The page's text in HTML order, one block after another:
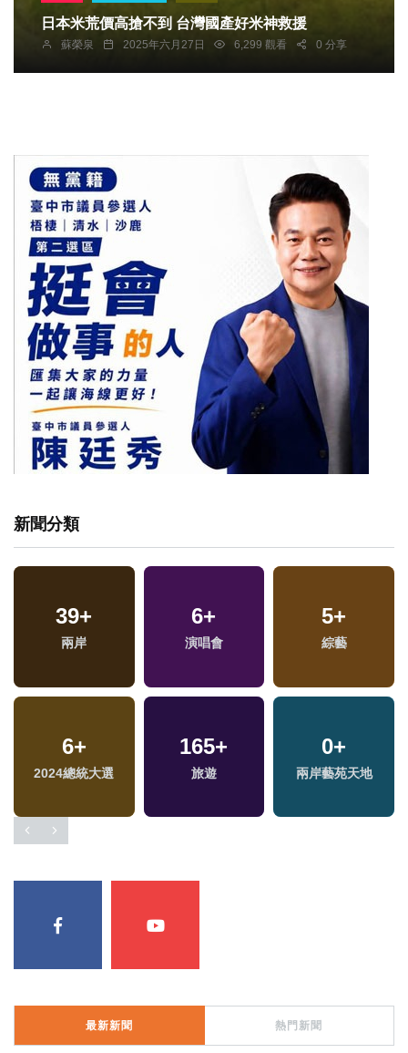
日本米荒價高搶不到 台灣國產好米神救援
蘇榮泉 2025年六月27日 6,299 觀看 0 分享
新聞分類
39+
兩岸
6+
演唱會
5+
綜藝
6+
2024總統大選
165+
旅遊
0+
兩岸藝苑天地
最新新聞 熱門新聞